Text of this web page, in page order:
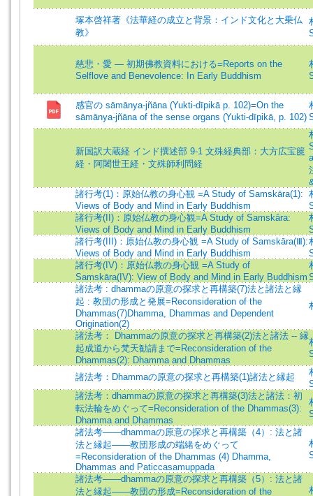
塚本啓祥著《法華経の成立と背景：インド文化と大乗仏
教》
慈悲・愛 — 初期佛教資料における=Reports on the
Selflove and Benevolence: In Early Buddhism
感官の sāmānya-jñāna (Yukti-dīpikā p. 102)=On the
sāmānya-jñāna of the sense organs (Yukti-dīpikā, p. 102)
新国訳大蔵経 インド撰述部 9-1 文殊経典部：大方広宝篋
経・阿闍世王経・文殊師利問経
諸行考(1)：原始仏教の身心観 =A Study of Samskāra(1):
Views of Body and Mind in Early Buddhism
諸行考(II)：原始仏教の身心観=A Study of Samskāra:
Views of Body and Mind in Early Buddhism
諸行考(III)：原始仏教の身心観 =A Study of Samskāra(Ⅲ):
Views of Body and Mind in Early Buddhism
諸行考(IV)：原始仏教の身心観 =A Study of
Samskāra(IV): View of Body and Mind in Early Buddhism
諸法考 : dhammaの原意の探求と再構築(7)法と諸法と縁
起 : 教団の形成と発展=Reconsideration of the
Dhammas(7)Dhamma, Dhammas and Dependent
Origination(2)
諸法考： Dhammaの原意の探求と再構築(2)法と諸法 -- 縁
起成道から梵天勧請まで=Reconsideration of the
Dhammas(2): Dhamma and Dhammas
諸法考：Dhammaの原意の探求と再構築(1)諸法と縁起
諸法考：dhammaの原意の探求と再構築(3)法と諸法：初
転法輪をめぐって=Reconsideration of the Dhammas(3):
Dhamma and Dhammas
諸法考――dhammaの原意の探求と再構築（4）: 法と諸
法と縁起――教団形成の端緒をめぐって
=Reconsideration of the Dhammas (4) Dhamma,
Dhammas and Paticcasamuppada
諸法考――dhammaの原意の探求と再構築（5）: 法と諸
法と縁起――教団の形成=Reconsideration of the